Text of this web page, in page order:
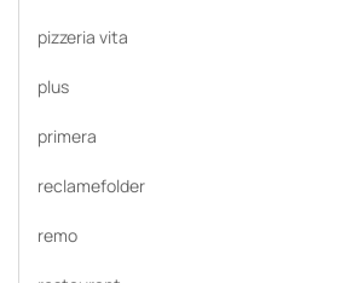
pizzeria vita
plus
primera
reclamefolder
remo